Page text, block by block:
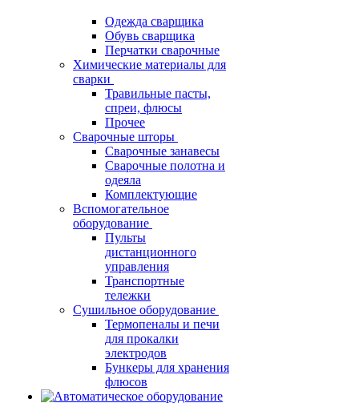
Одежда сварщика
Обувь сварщика
Перчатки сварочные
Химические материалы для
сварки
Травильные пасты,
спреи, флюсы
Прочее
Сварочные шторы
Сварочные занавесы
Сварочные полотна и
одеяла
Комплектующие
Вспомогательное
оборудование
Пульты
дистанционного
управления
Транспортные
тележки
Сушильное оборудование
Термопеналы и печи
для прокалки
электродов
Бункеры для хранения
флюсов